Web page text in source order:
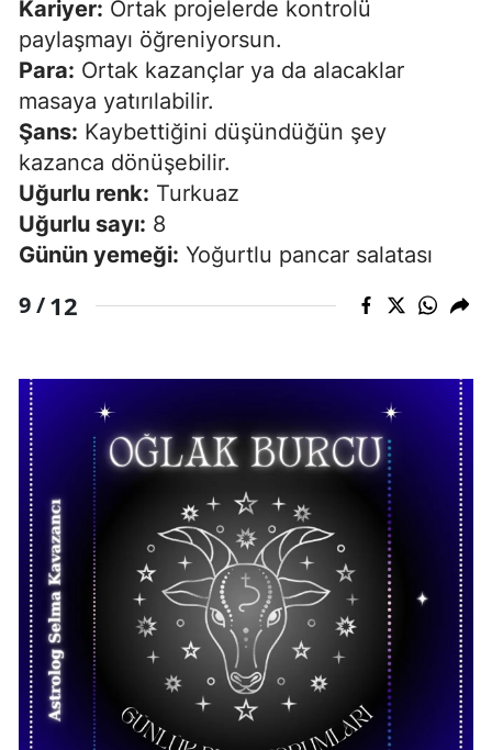
Kariyer: Ortak projelerde kontrolü
paylaşmayı öğreniyorsun.
Para: Ortak kazançlar ya da alacaklar
masaya yatırılabilir.
Şans: Kaybettiğini düşündüğün şey
kazanca dönüşebilir.
Uğurlu renk: Turkuaz
Uğurlu sayı: 8
Günün yemeği: Yoğurtlu pancar salatası
9 /12